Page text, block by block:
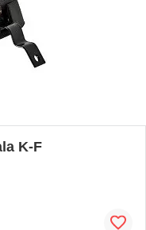
K-F